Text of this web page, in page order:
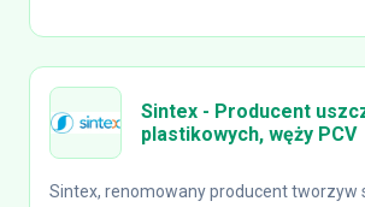
Sintex - Producent
plastikowych, węży PCV
Sintex, renomowany producent tworzyw